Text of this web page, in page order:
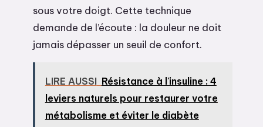
sous votre doigt. Cette technique
demande de l’écoute : la douleur ne doit
jamais dépasser un seuil de confort.
LIRE AUSSI Résistance à l'insuline : 4
leviers naturels pour restaurer votre
métabolisme et éviter le diabète